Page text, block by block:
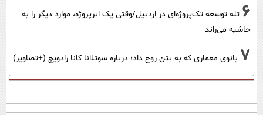
6 تله توسعه تک‌پروژه‌ای در اردبیل/وقتی یک ابرپروژه، موارد دیگر را به
حاشیه می‌راند
7 بانوی معماری که به بتن روح داد؛ درباره سوتلانا کانا رادویچ (+تصاویر)